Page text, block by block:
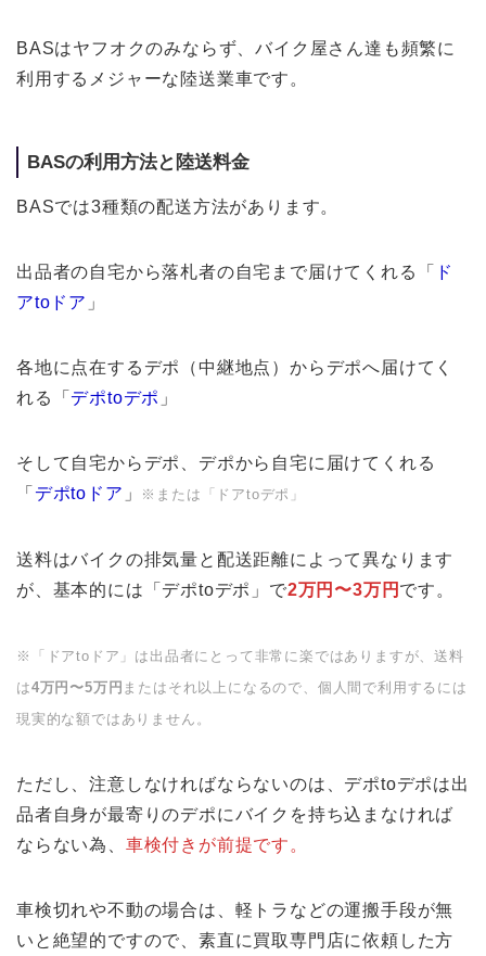
BASはヤフオクのみならず、バイク屋さん達も頻繁に
利用するメジャーな陸送業車です。
BASの利用方法と陸送料金
BASでは3種類の配送方法があります。
出品者の自宅から落札者の自宅まで届けてくれる「
ド
アto ドア 」
各地に点在するデポ（中継地点）からデポへ届けてく
れる「 デポtoデポ 」
そして自宅からデポ、デポから自宅に届けてくれる
「 デポto ドア 」 ※または「ドアtoデポ」
送料はバイクの排気量と配送距離によって異なります
が、基本的には「デポtoデポ」で2万円〜3万円 です。
※ 「ドアto ドア」は出品者にとって非常に楽ではありますが、送料
は4万円〜5万円 またはそれ以上になるので、個人間で利用するには
現実的な額ではありません。
ただし、注意しなければならないのは、デポtoデポは出
品者自身が最寄りのデポにバイクを持ち込まなければ
ならない為、 車検付きが前提です。
車検切れや不動の場合は、軽トラなどの運搬手段が無
いと絶望的ですので、素直に買取専門店に依頼した方